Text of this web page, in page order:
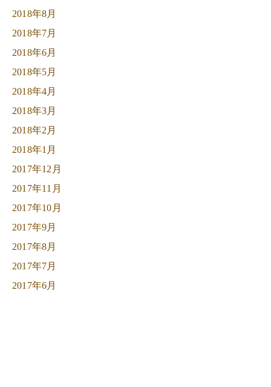
2018年8月
2018年7月
2018年6月
2018年5月
2018年4月
2018年3月
2018年2月
2018年1月
2017年12月
2017年11月
2017年10月
2017年9月
2017年8月
2017年7月
2017年6月